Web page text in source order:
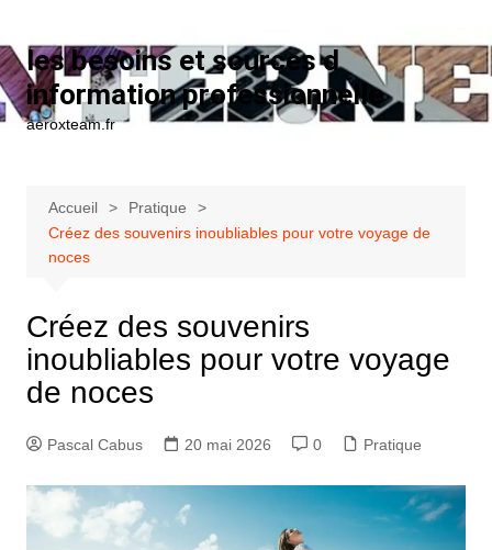
les besoins et sources d
information professionnelle
aeroxteam.fr
Accueil
Pratique
Créez des souvenirs inoubliables pour votre voyage de
noces
Créez des souvenirs
inoubliables pour votre voyage
de noces
Pascal Cabus 20 mai 2026 0 Pratique